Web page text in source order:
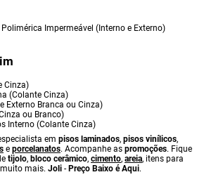
Impermeável (Interno e Externo)
Cinza)
(Colante Cinza)
Externo Branca ou Cinza)
ou Branco)
Interno (Colante Cinza)
em pisos laminados, pisos vinílicos,
e porcelanatos. Acompanhe as promoções. Fique
tijolo, bloco cerâmico, cimento, areia, itens para
mais. Joli - Preço Baixo é Aqui.